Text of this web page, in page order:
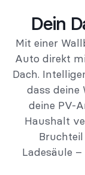
Dein
Mit einer
Auto direkt
Dach.
dass deine
deine PV-
Haushalt
Ladesäule